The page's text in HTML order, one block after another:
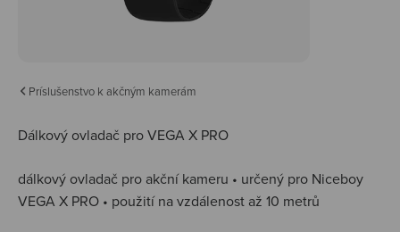
Príslušenstvo k akčným kamerám
Dálkový ovladač pro VEGA X PRO
dálkový ovladač pro akční kameru • určený pro Niceboy
VEGA X PRO • použití na vzdálenost až 10 metrů